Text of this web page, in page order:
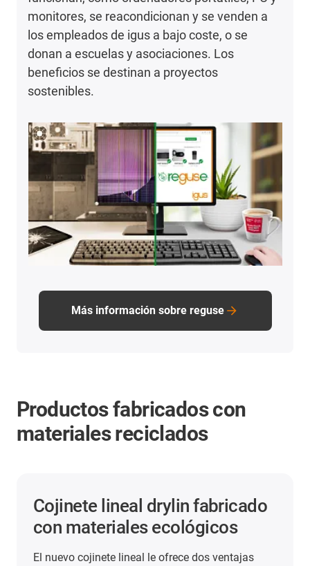
monitores, se reacondicionan y se venden a
los empleados de igus a bajo coste, o se
donan a escuelas y asociaciones. Los
beneficios se destinan a proyectos
sostenibles.
Más información sobre reguse
Productos fabricados con
materiales reciclados
Cojinete lineal drylin fabricado
con materiales ecológicos
El nuevo cojinete lineal le ofrece dos ventajas